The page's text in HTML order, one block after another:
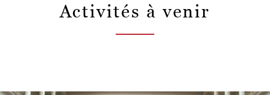
Activités à venir